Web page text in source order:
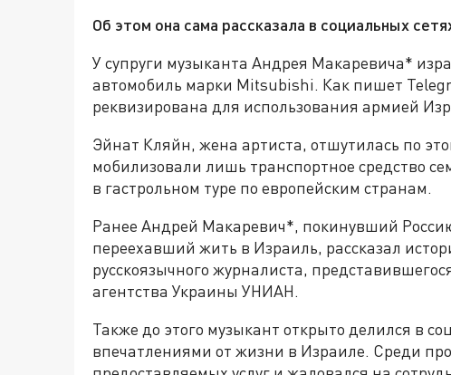
Об этом она сама рассказала в социальных
У супруги музыканта Андрея Макаревича*
автомобиль марки Mitsubishi. Как пишет
реквизирована для использования армией
Эйнат Кляйн, жена артиста, отшутилась по
мобилизовали лишь транспортное средство
в гастрольном туре по европейским странам.
Ранее Андрей Макаревич*, покинувший
переехавший жить в Израиль, рассказал
русскоязычного журналиста,
агентства Украины УНИАН.
Также до этого музыкант открыто делился в
впечатлениями от жизни в Израиле. Среди